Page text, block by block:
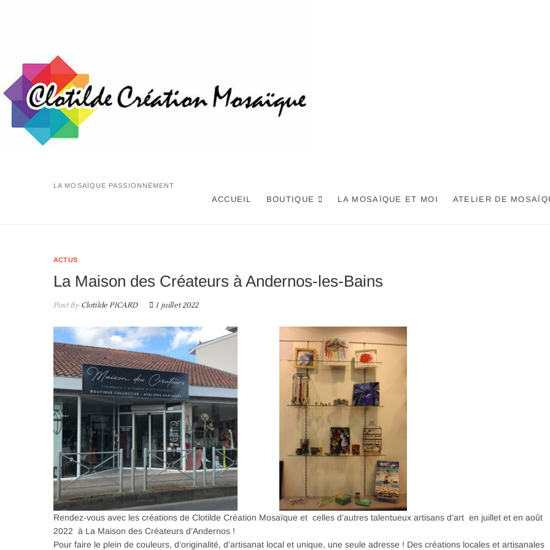
LA MOSAÏQUE PASSIONNÉMENT
ACCUEIL BOUTIQUE LA MOSAÏQUE ET MOI ATELIER DE
ACTUS
La Maison des Créateurs à Andernos-les-Bains
Post ByClotilde PICARD 1 juillet 2022
Rendez-vous avec les créations de Clotilde Création Mosaïque et celles d’autres talentueux artisans d’art en juillet et en août
2022 à La Maison des Créateurs d’Andernos !
Pour faire le plein de couleurs, d’originalité, d’artisanat local et unique, une seule adresse ! Des créations locales et artisanales